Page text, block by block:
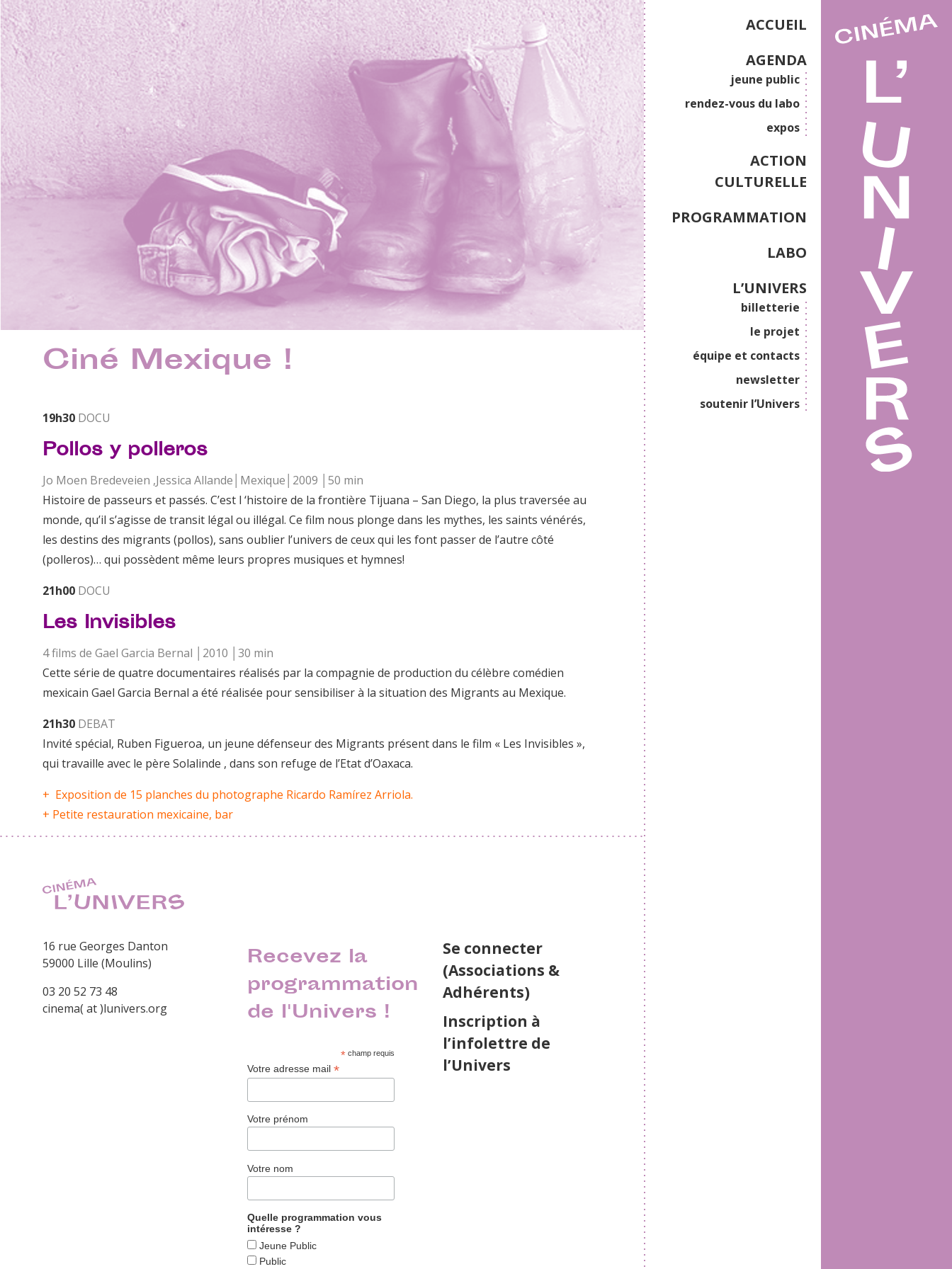
ACCUEIL
AGENDA
jeune public
rendez-vous du labo
expos
ACTION
CULTURELLE
PROGRAMMATION
LABO
L’UNIVERS
billetterie
le projet
équipe et contacts
newsletter
soutenir l’Univers
Ciné Mexique !
19h30 DOCU
Pollos y polleros
Jo Moen Bredeveien ,Jessica Allande│Mexique│2009 │50 min
Histoire de passeurs et passés. C’est l ‘histoire de la frontière Tijuana – San Diego, la plus traversée au
monde, qu’il s’agisse de transit légal ou illégal. Ce film nous plonge dans les mythes, les saints vénérés,
les destins des migrants (pollos), sans oublier l’univers de ceux qui les font passer de l’autre côté
(polleros)… qui possèdent même leurs propres musiques et hymnes!
21h00 DOCU
Les Invisibles
4 films de Gael Garcia Bernal │2010 │30 min
Cette série de quatre documentaires réalisés par la compagnie de production du célèbre comédien
mexicain Gael Garcia Bernal a été réalisée pour sensibiliser à la situation des Migrants au Mexique.
21h30 DEBAT
Invité spécial, Ruben Figueroa, un jeune défenseur des Migrants présent dans le film « Les Invisibles »,
qui travaille avec le père Solalinde , dans son refuge de l’Etat d’Oaxaca.
+ Exposition de 15 planches du photographe Ricardo Ramírez Arriola.
+ Petite restauration mexicaine, bar
16 rue Georges Danton
59000 Lille (Moulins)
03 20 52 73 48
cinema( at )lunivers.org
Recevez la
programmation
de l'Univers !
*champ requis
Votre adresse mail*
Votre prénom
Votre nom
Quelle programmation vous
intéresse ?
Jeune Public
Public
Se connecter
(Associations &
Adhérents)
Inscription à
l’infolettre de
l’Univers